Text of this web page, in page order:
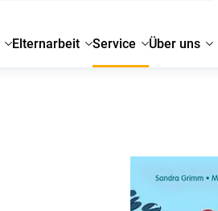
Elternarbeit Service Über uns